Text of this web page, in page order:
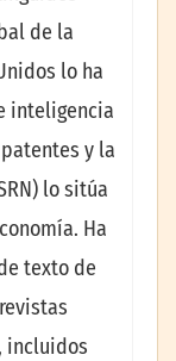
de la
lo ha
inteligencia
y la
lo sitúa
Ha
texto de
incluidos